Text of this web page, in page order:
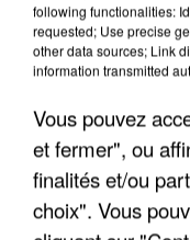
APRÈS TOUTES
DE FAUNE
following functionalities:
requested; Use precise
other data sources; Link
information transmitted
Vous pouvez
et fermer", ou
finalités et/ou
choix". Vous